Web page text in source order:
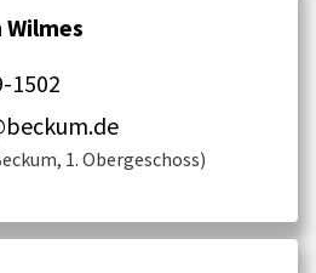
1502
1. Obergeschoss)